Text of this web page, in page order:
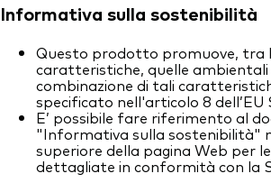
Informativa sulla sostenibilità
Questo prodotto promuove, tra
caratteristiche, quelle ambientali
combinazione di tali
specificato nell'articolo 8 dell’EU
E’ possibile fare riferimento al
"Informativa sulla sostenibilità"
superiore della pagina Web per
dettagliate in conformità con la